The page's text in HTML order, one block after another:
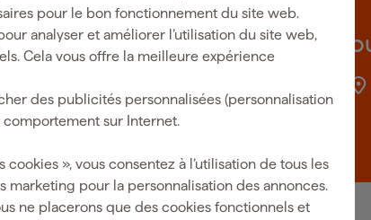
pour le bon fonctionnement du site web.
analyser et améliorer l’utilisation du site web,
Cela vous offre la meilleure expérience
des publicités personnalisées (personnalisation
sur Internet.
», vous consentez à l’utilisation de tous les
marketing pour la personnalisation des annonces.
ne placerons que des cookies fonctionnels et
Salle d'exposition à
Lundi à vendredi 08:00 - 18:00
Samedi 08:00 - 16:00